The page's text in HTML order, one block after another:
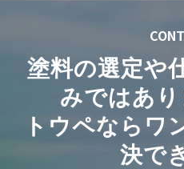
塗料の選定や
みではあ
トウペならワ
決で